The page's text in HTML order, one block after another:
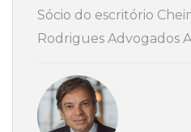
Sócio do escritório
Rodrigues Advogados